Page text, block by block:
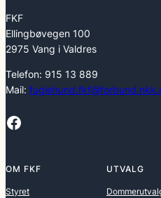
FKF
Ellingbøvegen 100
2975 Vang i Valdres
Telefon: 915 13 889
Mail:
Facebook
OM FKF
Styret
UTVALG